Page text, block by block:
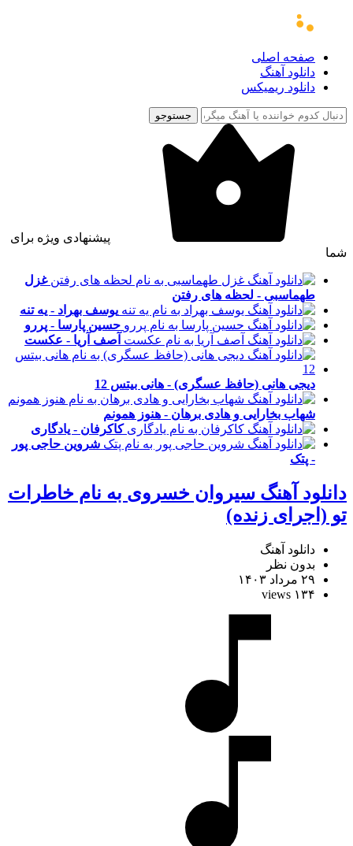
صفحه اصلی
دانلود آهنگ
دانلود ریمیکس
جستوجو
پیشنهادی ویژه برای
شما
غزل
طهماسبی - لحظه های رفتن
یوسف بهراد - یه تنه
حسین پارسا - پررو
آصف آریا - عکست
دیجی هانی (حافظ عسگری) - هانی بیتس 12
شهاب بخارایی و هادی برهان - هنوز همونم
کاکرفان - یادگاری
شروین حاجی پور
- پتک
دانلود آهنگ سیروان خسروی به نام خاطرات
تو (اجرای زنده)
دانلود آهنگ
بدون نظر
۲۹ مرداد ۱۴۰۳
۱۳۴ views